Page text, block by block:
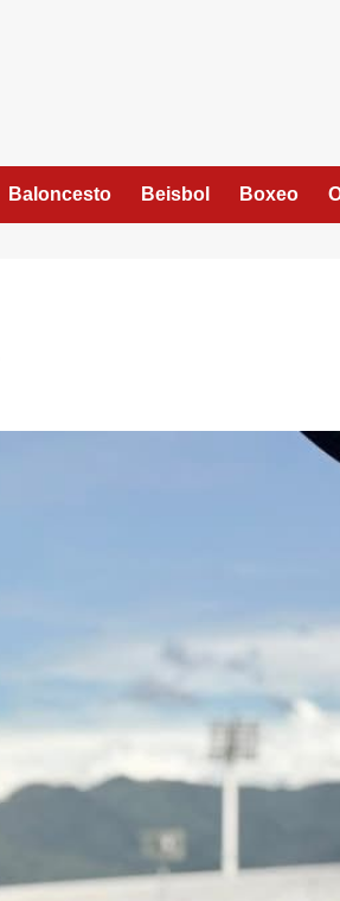
Baloncesto Beisbol Boxeo